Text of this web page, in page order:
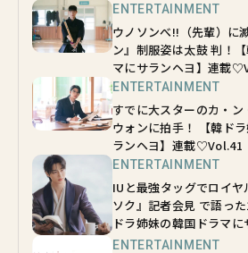
ENTERTAINMENT
ウノソンべ!!（先輩）に
ン』制服姿は太鼓 判！
マにサランヘヨ】連載
ENTERTAINMENT
すでに大スターのカ・ン
ウォンに拍手！ 【韓ド
ランヘヨ】連載♡Vol.41
ENTERTAINMENT
IUと最強タッグでロイ
ソク』記者会見 で語っ
ドラ姉妹の韓国ドラマ
♡Vol.40
ENTERTAINMENT